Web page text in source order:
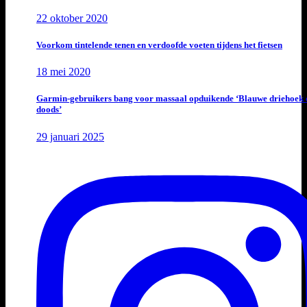
22 oktober 2020
Voorkom tintelende tenen en verdoofde voeten tijdens het fietsen
18 mei 2020
Garmin-gebruikers bang voor massaal opduikende ‘Blauwe driehoek
doods’
29 januari 2025